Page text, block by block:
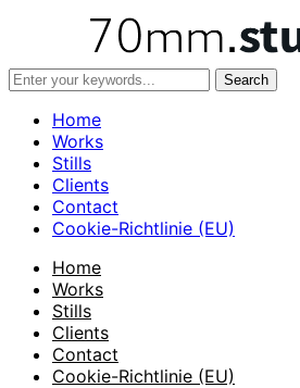
Home
Works
Stills
Clients
Contact
Cookie-Richtlinie (EU)
Home
Works
Stills
Clients
Contact
Cookie-Richtlinie (EU)